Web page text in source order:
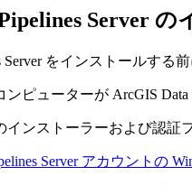
Server
Server をインストールする
ピューターが ArcGIS Data
インストーラーおよび認証
Server アカウントの